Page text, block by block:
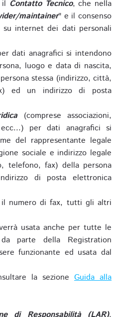
Contatto Tecnico, che nella
maintainer" e il consenso
su internet dei dati personali
dati anagrafici si intendono
luogo e data di nascita,
stessa (indirizzo, città,
ed un indirizzo di posta
(comprese associazioni,
per dati anagrafici si
del rappresentante legale
sociale e indirizzo legale
telefono, fax) della persona
di posta elettronica
il numero di fax, tutti gli altri
usata anche per tutte le
parte della Registration
funzionante ed usata dal
la sezione Guida alla